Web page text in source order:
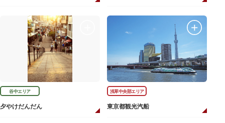
谷中エリア
夕やけだんだん
浅草中央部エリア
東京都観光汽船